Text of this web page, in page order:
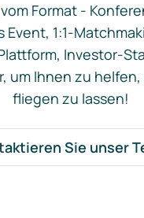
Format -
Event, 1:1-
Investor-
um Ihnen zu
fliegen zu lassen!
Sie unser